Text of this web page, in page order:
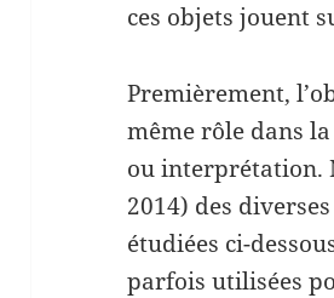
ces objets jouent
Premièrement,
même rôle dans
ou interprétation.
2014) des
étudiées ci-
parfois utilisées